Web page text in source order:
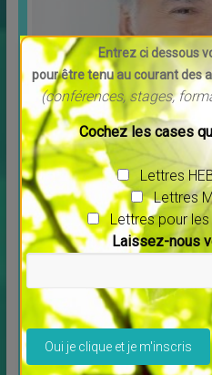
Message pour l’année
↳LES MERVEILLES DU
Vous voulez écouter ce
Entrez ci dessous
pour être tenu au courant des
(conférences, stages,
Cochez les cases
Lettres
Lettres
Lettres pour les
Laissez-nous
Veuillez laisser ce champ